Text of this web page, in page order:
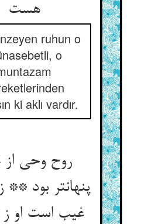
هست‏
ruhun o
o
ki aklı vardır.
روح وحی از
پنهان‏تر بود **
غیب است او ز